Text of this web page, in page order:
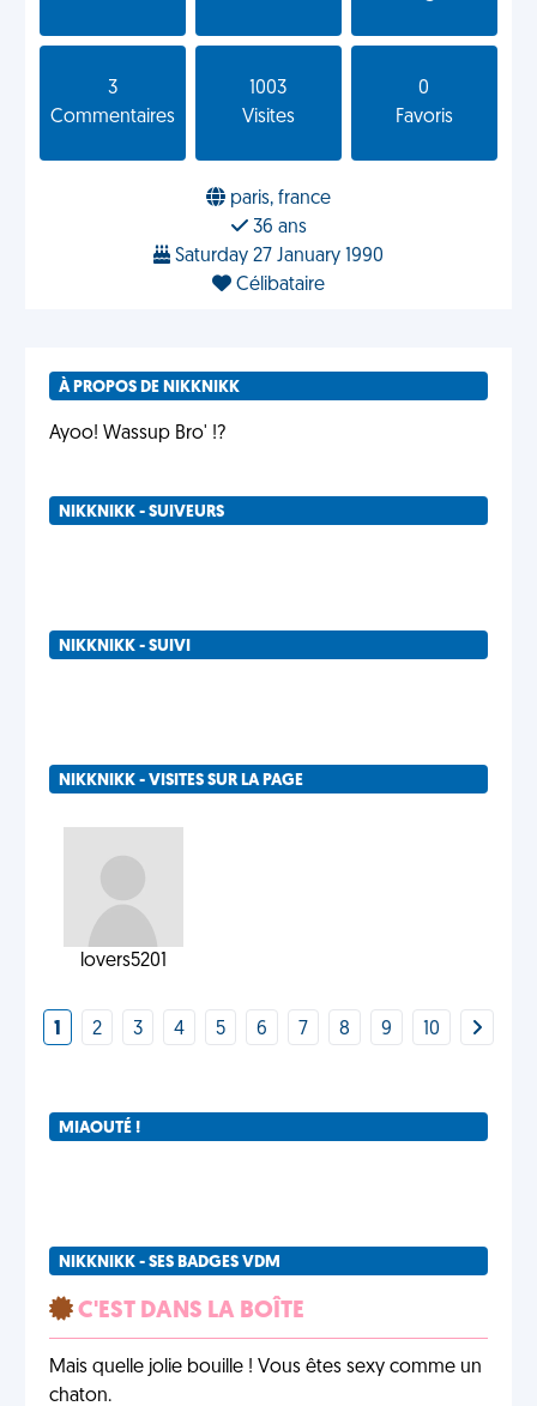
3
Commentaires
1003
Visites
0
Favoris
paris, france
36 ans
Saturday 27 January 1990
Célibataire
À PROPOS DE NIKKNIKK
Ayoo! Wassup Bro' !?
NIKKNIKK - SUIVEURS
NIKKNIKK - SUIVI
NIKKNIKK - VISITES SUR LA PAGE
lovers5201
1 2 3 4 5 6 7 8 9 10
MIAOUTÉ !
NIKKNIKK - SES BADGES VDM
C'EST DANS LA BOÎTE
Mais quelle jolie bouille ! Vous êtes sexy comme un
chaton.